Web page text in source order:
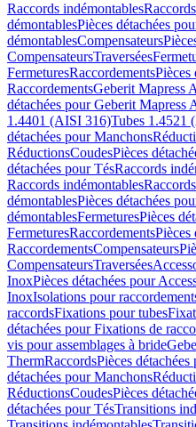
Raccords indémontables
démontablesPièces détachées
démontablesCompensateurs
CompensateursTraversées
FermeturesRaccordementsPièces
RaccordementsGeberit Mapress
détachées pour Geberit Mapress
1.4401 (AISI 316)Tubes 1.4521
détachées pour Manchons
RéductionsCoudesPièces
détachées pour TésRaccords
Raccords indémontables
démontablesPièces détachées
démontablesFermeturesPièces
FermeturesRaccordementsPièces
RaccordementsCompensateurs
CompensateursTraversées
InoxPièces détachées pour
InoxIsolations pour
raccordsFixations pour tubes
détachées pour Fixations de
vis pour assemblages à bride
ThermRaccordsPièces
détachées pour Manchons
RéductionsCoudesPièces
détachées pour TésTransitions